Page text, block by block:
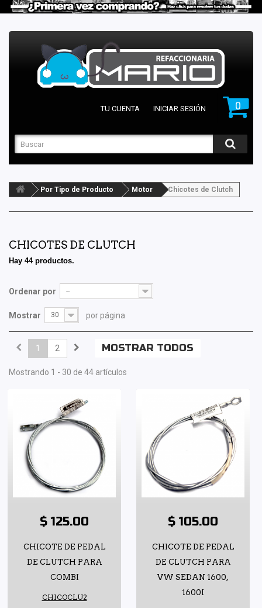
0
TU CUENTA INICIAR SESIÓN
Por Tipo de Producto Motor Chicotes de Clutch
CHICOTES DE CLUTCH
Hay 44 productos.
Ordenar por --
Mostrar 30 por página
MOSTRAR TODOS
1 2
Mostrando 1 - 30 de 44 artículos
$ 125.00
CHICOTE DE PEDAL
DE CLUTCH PARA
COMBI
CHICOCLU2
$ 105.00
CHICOTE DE PEDAL
DE CLUTCH PARA
VW SEDAN 1600,
1600I